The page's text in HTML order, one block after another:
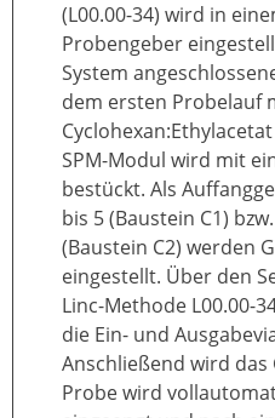
(L00.00-34) wird in
Probengeber
System
dem ersten Probelauf
SPM-Modul wird mit
bestückt. Als
bis 5 (Baustein C1)
(Baustein C2) werden
eingestellt. Über den
Linc-Methode L00.00-
die Ein- und
Anschließend wird
Probe wird